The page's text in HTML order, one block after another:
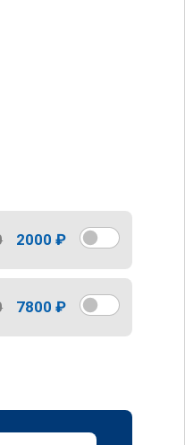
2000 ₽
7800 ₽